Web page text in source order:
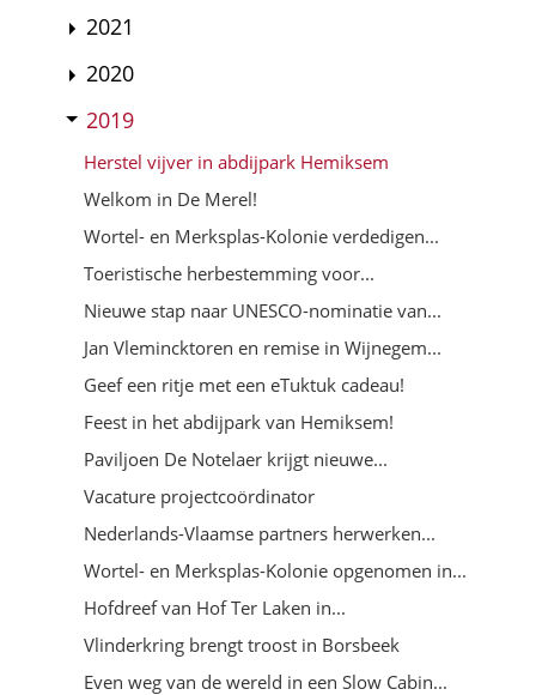
2021
2020
2019
Herstel vijver in abdijpark Hemiksem
Welkom in De Merel!
Wortel- en Merksplas-Kolonie verdedigen...
Toeristische herbestemming voor...
Nieuwe stap naar UNESCO-nominatie van...
Jan Vlemincktoren en remise in Wijnegem...
Geef een ritje met een eTuktuk cadeau!
Feest in het abdijpark van Hemiksem!
Paviljoen De Notelaer krijgt nieuwe...
Vacature projectcoördinator
Nederlands-Vlaamse partners herwerken...
Wortel- en Merksplas-Kolonie opgenomen in...
Hofdreef van Hof Ter Laken in...
Vlinderkring brengt troost in Borsbeek
Even weg van de wereld in een Slow Cabin...